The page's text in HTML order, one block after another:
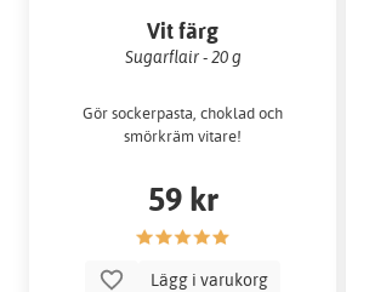
Vit färg
Sugarflair - 20 g
Gör sockerpasta, choklad och
smörkräm vitare!
59 kr
Lägg i varukorg